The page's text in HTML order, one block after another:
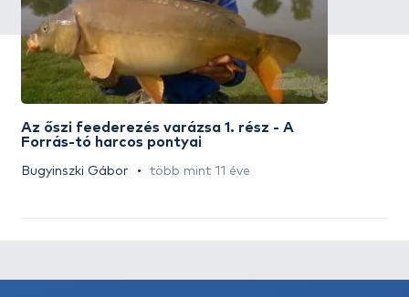
Az őszi feederezés varázsa 1. rész - A
Forrás-tó harcos pontyai
Bugyinszki Gábor több mint 11 éve